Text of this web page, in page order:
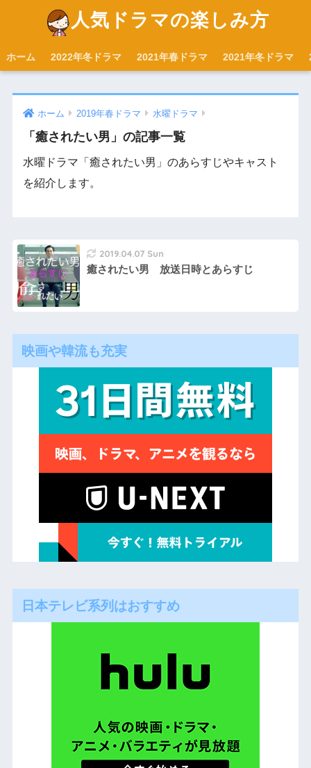
人気ドラマの楽しみ方
ホーム 2022年冬ドラマ 2021年春ドラマ 2021年冬ドラマ
ホーム 2019年春ドラマ 水曜ドラマ
「癒されたい男」の記事一覧
水曜ドラマ「癒されたい男」のあらすじやキャスト
を紹介します。
2019.04.07 Sun
癒されたい男 放送日時とあらすじ
映画や韓流も充実
日本テレビ系列はおすすめ